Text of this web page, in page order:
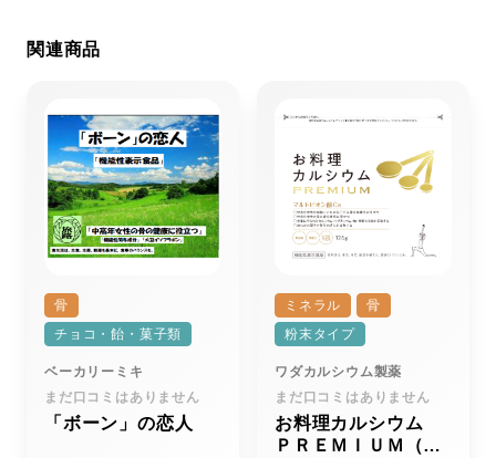
関連商品
骨
チョコ・飴・菓子類
ベーカリーミキ
まだ口コミはありません
「ボーン」の恋人
ミネラル
骨
粉末タイプ
ワダカルシウム製薬
まだ口コミはありません
お料理カルシウム
ＰＲＥＭＩＵＭ（プ